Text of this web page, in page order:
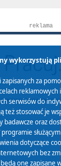
reklama
z Serwisu
wykorzystują
za
reklamowych
serwisów do
też stosować je
badawcze oraz
dotyczące
bez
one zapisane